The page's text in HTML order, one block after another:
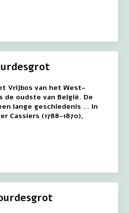
Vrijbos van het West-
de oudste van België. De
lange geschiedenis … In
Cassiers (1788-1870),